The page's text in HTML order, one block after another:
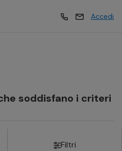
Accedi
Filtri
soddisfano i criteri